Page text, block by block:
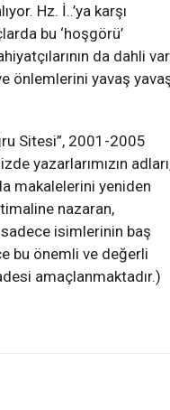
Hz. İ..’ya karşı
bu ‘hoşgörü’
da dahli
önlemlerini yavaş
Sitesi”, 2001-2005
yazarlarımızın
makalelerini yeniden
nazaran,
sadece isimlerinin baş
bu önemli ve değerli
amaçlanmaktadır.)